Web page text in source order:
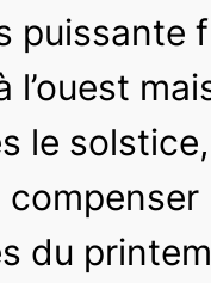
puissante
l’ouest
le
du